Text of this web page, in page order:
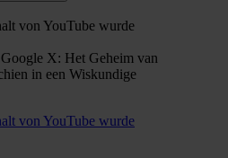
von YouTube wurde
X: Het Geheim van
in een Wiskundige
von YouTube wurde